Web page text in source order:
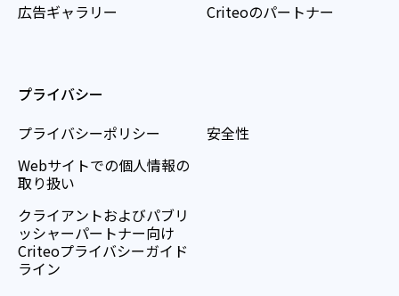
広告ギャラリー
Criteoのパートナー
プライバシー
プライバシーポリシー
Webサイトでの個人情報の
取り扱い
クライアントおよびパブリ
ッシャーパートナー向け
Criteoプライバシーガイド
ライン
安全性